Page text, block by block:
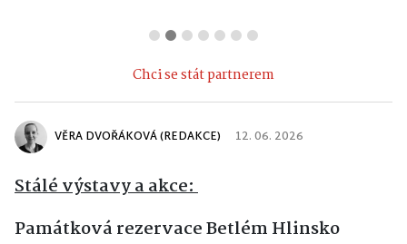
Chci se stát partnerem
VĚRA DVOŘÁKOVÁ (REDAKCE) 12. 06. 2026
Stálé výstavy a akce:
Památková rezervace Betlém Hlinsko